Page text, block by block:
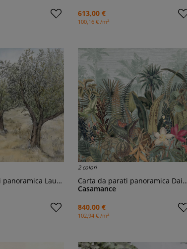
613,00 €
100,16 € /m2
Lauris
2 colori
Carta da parati panoramica Daintree
Casamance
840,00 €
102,94 € /m2